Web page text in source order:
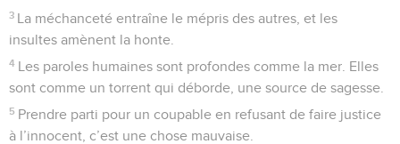
3 La méchanceté entraîne le mépris des autres, et les
insultes amènent la honte.
4 Les paroles humaines sont profondes comme la mer. Elles
sont comme un torrent qui déborde, une source de sagesse.
5 Prendre parti pour un coupable en refusant de faire justice
à l’innocent, c’est une chose mauvaise.